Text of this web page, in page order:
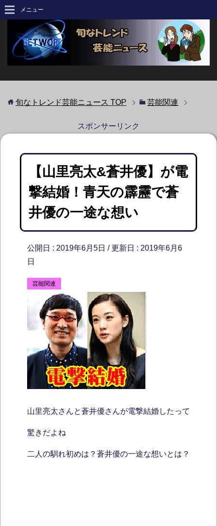
メニュー
旬なトレンド芸能ニュース TOP 芸能関連
スポンサーリンク
【山里亮太&蒼井優】が電
撃結婚！青天の霹靂で蒼
井優の一途な想い
公開日 : 2019年6月5日 / 更新日 : 2019年6月6
日
芸能関連
山里亮太さんと蒼井優さんが電撃結婚したって
驚きだよね
二人の馴れ初めは？蒼井優の一途な想いとは？